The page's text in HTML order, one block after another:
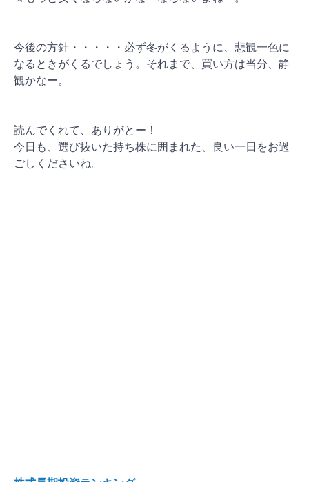
今後の方針・・・・・必ず冬がくるように、悲観一色に
なるときがくるでしょう。それまで、買い方は当分、静
観かなー。
読んでくれて、ありがとー！
今日も、選び抜いた持ち株に囲まれた、良い一日をお過
ごしくださいね。